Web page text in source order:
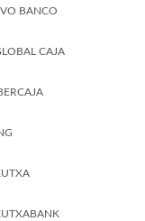
BANCO
CAJA